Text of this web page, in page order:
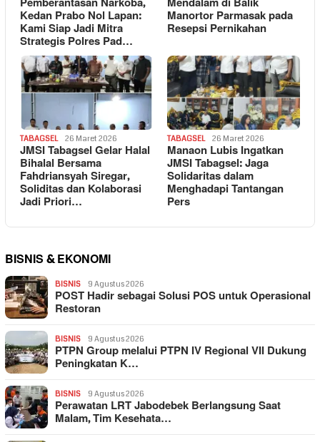
Kedan Prabo Nol Lapan:
Kami Siap Jadi Mitra
Strategis Polres Pad…
Manortor Parmasak pada
Resepsi Pernikahan
TABAGSEL 26 Maret 2026
JMSI Tabagsel Gelar Halal
Bihalal Bersama
Fahdriansyah Siregar,
Soliditas dan Kolaborasi
Jadi Priori…
TABAGSEL 26 Maret 2026
Manaon Lubis Ingatkan
JMSI Tabagsel: Jaga
Solidaritas dalam
Menghadapi Tantangan
Pers
BISNIS & EKONOMI
BISNIS 9 Agustus 2026
POST Hadir sebagai Solusi POS untuk Operasional
Restoran
BISNIS 9 Agustus 2026
PTPN Group melalui PTPN IV Regional VII Dukung
Peningkatan K…
BISNIS 9 Agustus 2026
Perawatan LRT Jabodebek Berlangsung Saat
Malam, Tim Kesehata…